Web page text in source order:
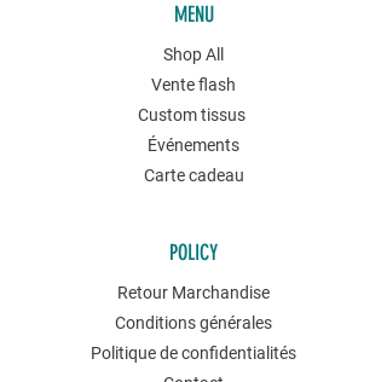
MENU
Shop All
Vente flash
Custom tissus
Événements
Carte cadeau
POLICY
Retour Marchandise
Conditions générales
Politique de confidentialités